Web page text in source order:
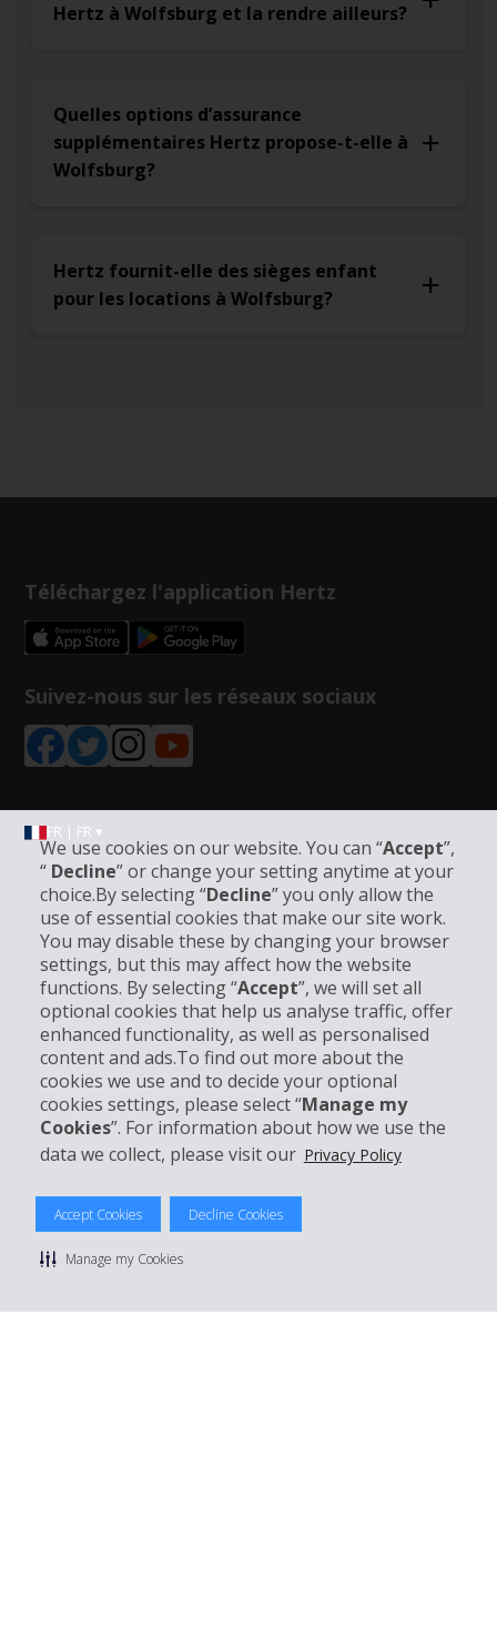
We use cookies on our website. You can “Accept”,
“ Decline” or change your setting anytime at your
choice.By selecting “Decline” you only allow the
use of essential cookies that make our site work.
You may disable these by changing your browser
settings, but this may affect how the website
functions. By selecting “Accept”, we will set all
optional cookies that help us analyse traffic, offer
enhanced functionality, as well as personalised
content and ads.To find out more about the
cookies we use and to decide your optional
cookies settings, please select “Manage my
Cookies”. For information about how we use the
data we collect, please visit our Privacy Policy
Accept Cookies Decline Cookies
Manage my Cookies
Hertz à Wolfsburg et la rendre ailleurs?
Quelles options d’assurance
supplémentaires Hertz propose-t-elle à
Wolfsburg?
Hertz fournit-elle des sièges enfant
pour les locations à Wolfsburg?
Téléchargez l'application Hertz
Suivez-nous sur les réseaux sociaux
FR | FR ▾
Informations sur l'entreprise
Entreprise
Support client
Réserver avec Hertz
© 2026 The Hertz System, Inc.
Politique de confidentialité | Conditions d'utilisation du site
Conditions de location
Gérer mes cookies